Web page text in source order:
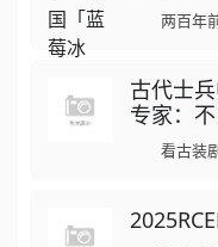
两百年前
古代士
专家：不
看古装剧